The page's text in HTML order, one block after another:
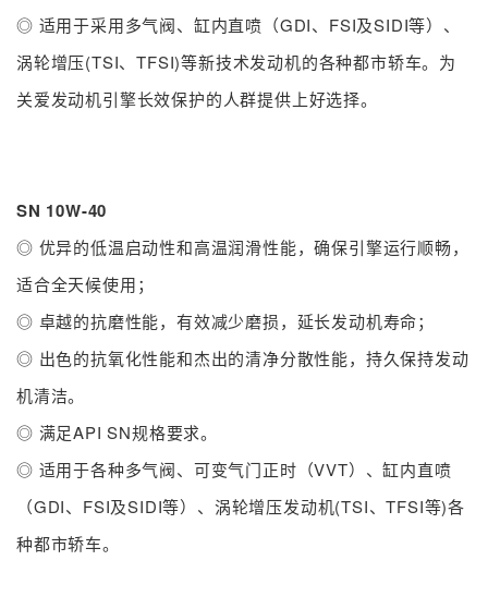
◎ 适用于采用多气阀、缸内直喷（GDI、FSI及SIDI等）、
涡轮增压(TSI、TFSI)等新技术发动机的各种都市轿车。为
关爱发动机引擎长效保护的人群提供上好选择。
SN 10W-40
◎ 优异的低温启动性和高温润滑性能，确保引擎运行顺畅，
适合全天候使用；
◎ 卓越的抗磨性能，有效减少磨损，延长发动机寿命；
◎ 出色的抗氧化性能和杰出的清净分散性能，持久保持发动
机清洁。
◎ 满足API SN规格要求。
◎ 适用于各种多气阀、可变气门正时（VVT）、缸内直喷
（GDI、FSI及SIDI等）、涡轮增压发动机(TSI、TFSI等)各
种都市轿车。